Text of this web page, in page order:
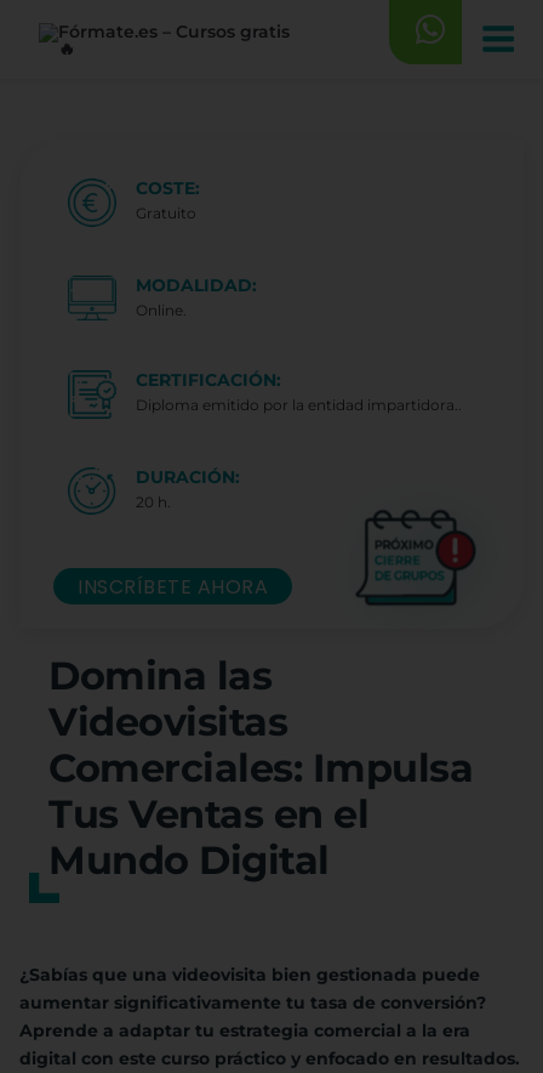
Domina las
Videovisitas
Comerciales: Impulsa
Tus Ventas en el
Mundo Digital
¿Sabías que una videovisita bien gestionada puede
aumentar significativamente tu tasa de conversión?
Aprende a adaptar tu estrategia comercial a la era
digital con este curso práctico y enfocado en resultados.
COSTE:
Gratuito
MODALIDAD:
Online.
CERTIFICACIÓN:
Diploma emitido por la entidad impartidora..
DURACIÓN:
20 h.
INSCRÍBETE AHORA